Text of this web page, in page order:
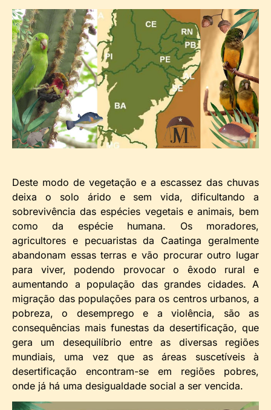
Deste modo de vegetação e a escassez das chuvas
deixa o solo árido e sem vida, dificultando a
sobrevivência das espécies vegetais e animais, bem
como da espécie humana. Os moradores,
agricultores e pecuaristas da Caatinga geralmente
abandonam essas terras e vão procurar outro lugar
para viver, podendo provocar o êxodo rural e
aumentando a população das grandes cidades. A
migração das populações para os centros urbanos, a
pobreza, o desemprego e a violência, são as
consequências mais funestas da desertificação, que
gera um desequilíbrio entre as diversas regiões
mundiais, uma vez que as áreas suscetíveis à
desertificação encontram-se em regiões pobres,
onde já há uma desigualdade social a ser vencida.